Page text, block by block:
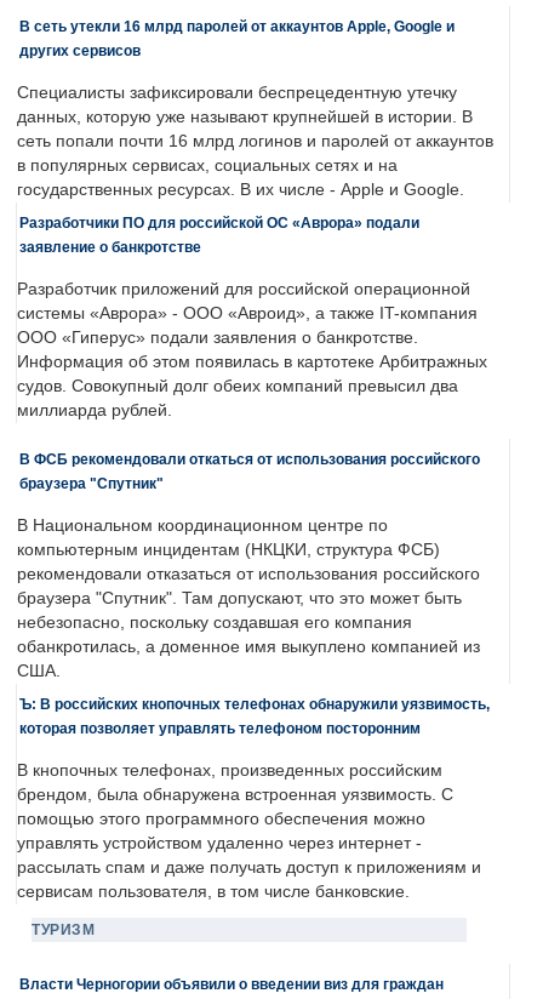
В сеть утекли 16 млрд паролей от аккаунтов Apple, Google и
других сервисов
Специалисты зафиксировали беспрецедентную утечку
данных, которую уже называют крупнейшей в истории. В
сеть попали почти 16 млрд логинов и паролей от аккаунтов
в популярных сервисах, социальных сетях и на
государственных ресурсах. В их числе - Apple и Google.
Разработчики ПО для российской ОС «Аврора» подали
заявление о банкротстве
Разработчик приложений для российской операционной
системы «Аврора» - ООО «Авроид», а также IT-компания
ООО «Гиперус» подали заявления о банкротстве.
Информация об этом появилась в картотеке Арбитражных
судов. Совокупный долг обеих компаний превысил два
миллиарда рублей.
В ФСБ рекомендовали откаться от использования российского
браузера "Спутник"
В Национальном координационном центре по
компьютерным инцидентам (НКЦКИ, структура ФСБ)
рекомендовали отказаться от использования российского
браузера "Спутник". Там допускают, что это может быть
небезопасно, поскольку создавшая его компания
обанкротилась, а доменное имя выкуплено компанией из
США.
Ъ: В российских кнопочных телефонах обнаружили уязвимость,
которая позволяет управлять телефоном посторонним
В кнопочных телефонах, произведенных российским
брендом, была обнаружена встроенная уязвимость. С
помощью этого программного обеспечения можно
управлять устройством удаленно через интернет -
рассылать спам и даже получать доступ к приложениям и
сервисам пользователя, в том числе банковские.
ТУРИЗМ
Власти Черногории объявили о введении виз для граждан